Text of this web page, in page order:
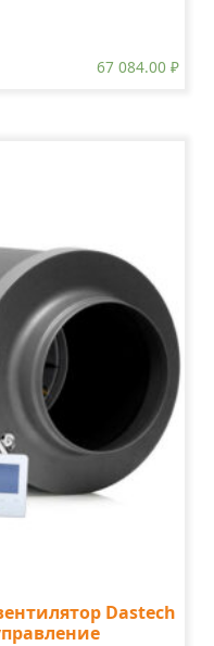
67 084.00 ₽
Dastech